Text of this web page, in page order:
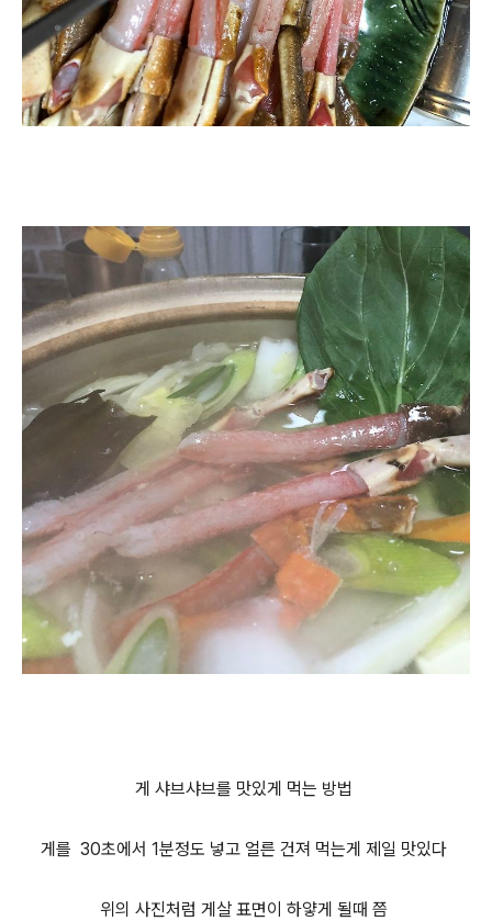
게 샤브샤브를 맛있게 먹는 방법
게를 30초에서 1분정도 넣고 얼른 건져 먹는게 제일 맛있다
위의 사진처럼 게살 표면이 하얗게 될때 쯤